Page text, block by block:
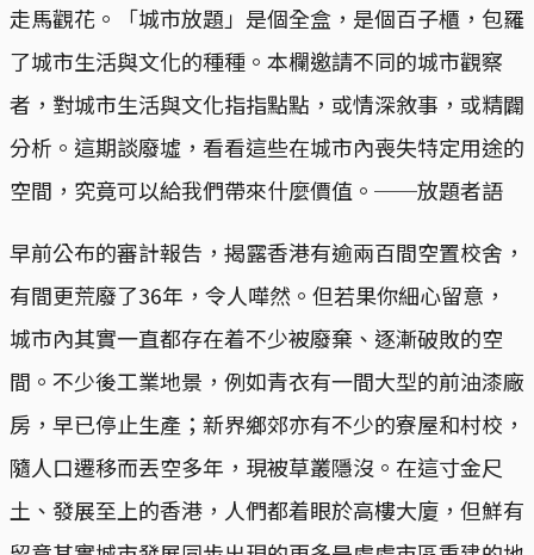
走馬觀花。「城市放題」是個全盒，是個百子櫃，包羅
了城市生活與文化的種種。本欄邀請不同的城市觀察
者，對城市生活與文化指指點點，或情深敘事，或精闢
分析。這期談廢墟，看看這些在城市內喪失特定用途的
空間，究竟可以給我們帶來什麼價值。──放題者語
早前公布的審計報告，揭露香港有逾兩百間空置校舍，
有間更荒廢了36年，令人嘩然。但若果你細心留意，
城市內其實一直都存在着不少被廢棄、逐漸破敗的空
間。不少後工業地景，例如青衣有一間大型的前油漆廠
房，早已停止生產；新界鄉郊亦有不少的寮屋和村校，
隨人口遷移而丟空多年，現被草叢隱沒。在這寸金尺
土、發展至上的香港，人們都着眼於高樓大廈，但鮮有